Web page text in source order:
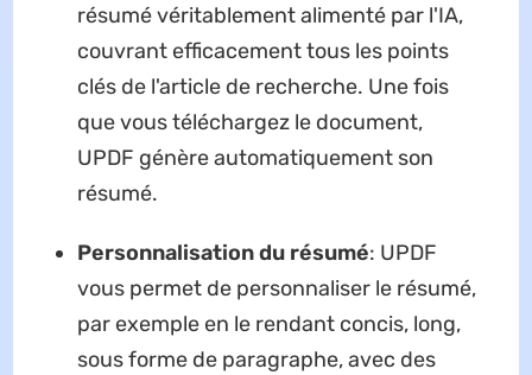
résumé véritablement alimenté par l'IA,
couvrant efficacement tous les points
clés de l'article de recherche. Une fois
que vous téléchargez le document,
UPDF génère automatiquement son
résumé.
Personnalisation du résumé: UPDF
vous permet de personnaliser le résumé,
par exemple en le rendant concis, long,
sous forme de paragraphe, avec des